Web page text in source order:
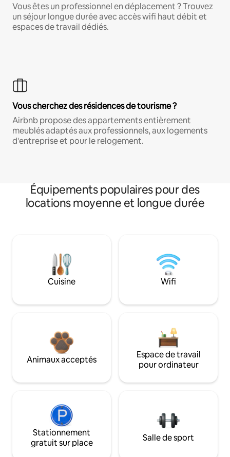
Vous êtes un professionnel en déplacement ? Trouvez
un séjour longue durée avec accès wifi haut débit et
espaces de travail dédiés.
Vous cherchez des résidences de tourisme ?
Airbnb propose des appartements entièrement
meublés adaptés aux professionnels, aux logements
d'entreprise et pour le relogement.
Équipements populaires pour des
locations moyenne et longue durée
Cuisine Wifi
Animaux acceptés
Espace de travail
pour ordinateur
Stationnement
gratuit sur place
Salle de sport